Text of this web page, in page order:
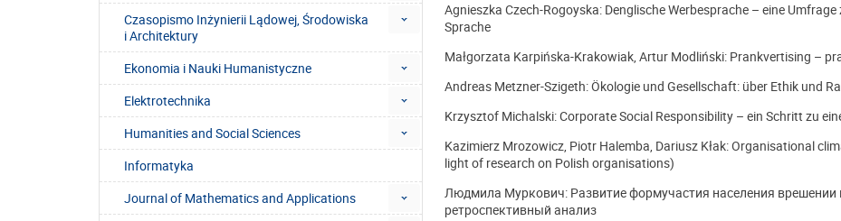
Czasopismo Inżynierii Lądowej, Środowiska
i Architektury
Ekonomia i Nauki Humanistyczne
Elektrotechnika
Humanities and Social Sciences
Informatyka
Journal of Mathematics and Applications
Agnieszka Czech-Rogoyska: Denglische Werbesprache – eine
Sprache
Małgorzata Karpińska-Krakowiak, Artur Modliński: Prankvertising –
Andreas Metzner-Szigeth: Ökologie und Gesellschaft: über Ethik und
Krzysztof Michalski: Corporate Social Responsibility – ein Schritt zu
Kazimierz Mrozowicz, Piotr Halemba, Dariusz Kłak: Organisational
light of research on Polish organisations)
Людмила Муркович: Развитие формучастия населения врешении
ретроспективный анализ